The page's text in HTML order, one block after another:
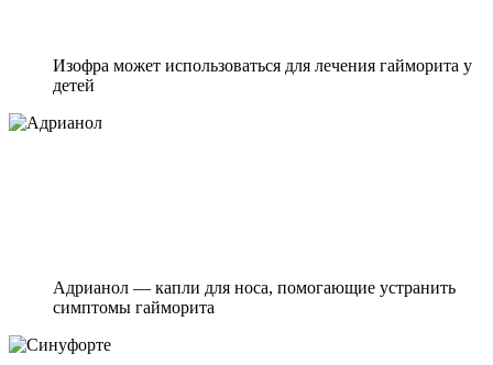
Изофра может использоваться для лечения гайморита у
детей
Адрианол — капли для носа, помогающие устранить
симптомы гайморита